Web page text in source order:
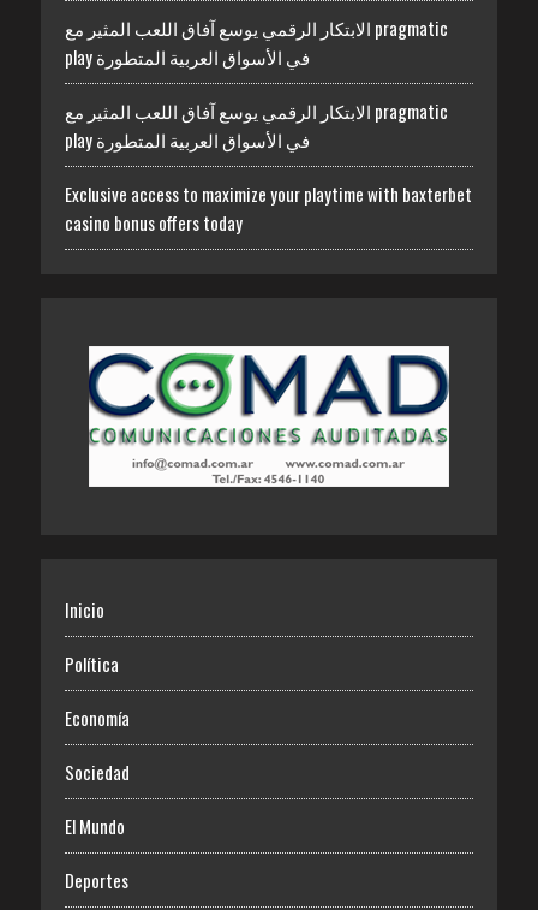
الابتكار الرقمي يوسع آفاق اللعب المثير مع pragmatic
play في الأسواق العربية المتطورة
الابتكار الرقمي يوسع آفاق اللعب المثير مع pragmatic
play في الأسواق العربية المتطورة
Exclusive access to maximize your playtime with baxterbet
casino bonus offers today
Inicio
Política
Economía
Sociedad
El Mundo
Deportes